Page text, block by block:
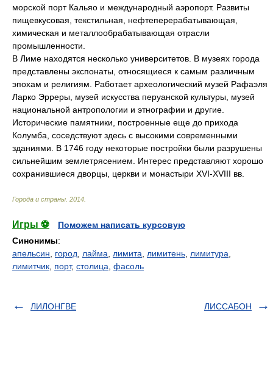
морской порт Кальяо и международный аэропорт. Развиты
пищевкусовая, текстильная, нефтеперерабатывающая,
химическая и металлообрабатывающая отрасли
промышленности.
В Лиме находятся несколько университетов. В музеях города
представлены экспонаты, относящиеся к самым различным
эпохам и религиям. Работает археологический музей Рафаэля
Ларко Эрреры, музей искусства перуанской культуры, музей
национальной антропологии и этнографии и другие.
Исторические памятники, построенные еще до прихода
Колумба, соседствуют здесь с высокими современными
зданиями. В 1746 году некоторые постройки были разрушены
сильнейшим землетрясением. Интерес представляют хорошо
сохранившиеся дворцы, церкви и монастыри XVI-XVIII вв.
Города и страны 2014
Игры ⚽
Поможем написать курсовую
Синонимы:
апельсин
город лайма лимита лимитень лимитура
лимитчик порт, столица фасоль
ЛИЛОНГВЕ ЛИССАБОН